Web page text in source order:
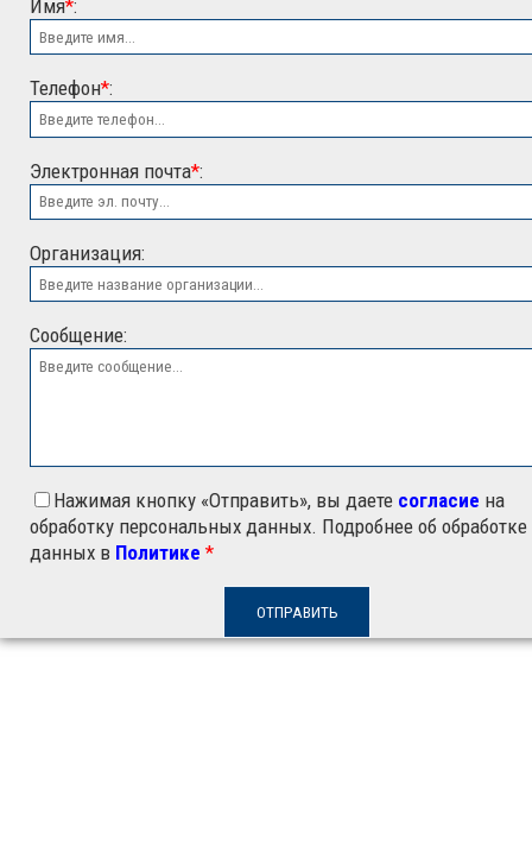
ООО "ЭСК"
Имя*:
Телефон*:
Электронная почта*:
Организация:
Сообщение:
Нажимая кнопку «Отправить», вы даете согласие на
обработку персональных данных. Подробнее об обработке
данных в Политике *